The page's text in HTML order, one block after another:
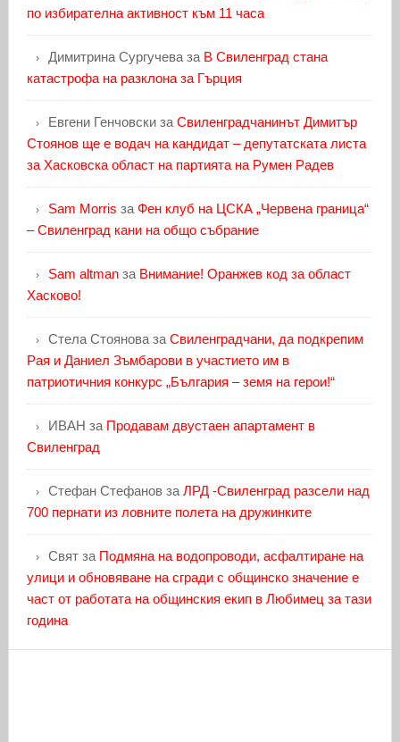
по избирателна активност към 11 часа
Димитрина Сургучеваза В Свиленград стана
катастрофа на разклона за Гърция
Евгени Генчовскиза Свиленградчанинът Димитър
Стоянов ще е водач на кандидат – депутатската листа
за Хасковска област на партията на Румен Радев
Sam Morris за Фен клуб на ЦСКА „Червена граница“
– Свиленград кани на общо събрание
Sam altmanза Внимание! Оранжев код за област
Хасково!
Стела Стояноваза Свиленградчани, да подкрепим
Рая и Даниел Зъмбарови в участието им в
патриотичния конкурс „България – земя на герои!“
ИВАН за Продавам двустаен апартамент в
Свиленград
Стефан Стефановза ЛРД -Свиленград разсели над
700 пернати из ловните полета на дружинките
Святза Подмяна на водопроводи, асфалтиране на
улици и обновяване на сгради с общинско значение е
част от работата на общинския екип в Любимец за тази
година